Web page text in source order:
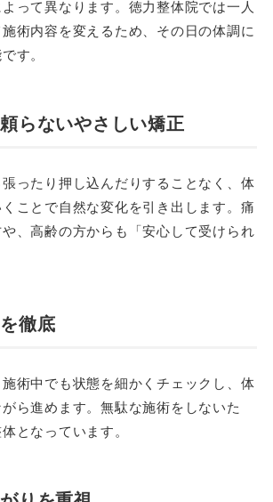
って異なります。徳力整体院では一人
術内容を変えるため、その日の体調に
す。
らないやさしい矯正
ったり押し込んだりすることなく、体
ことで自然な変化を引き出します。痛
、高齢の方からも「安心して受けられ
徹底
術中でも状態を細かくチェックし、体
ら進めます。無駄な施術をしないた
となっています。